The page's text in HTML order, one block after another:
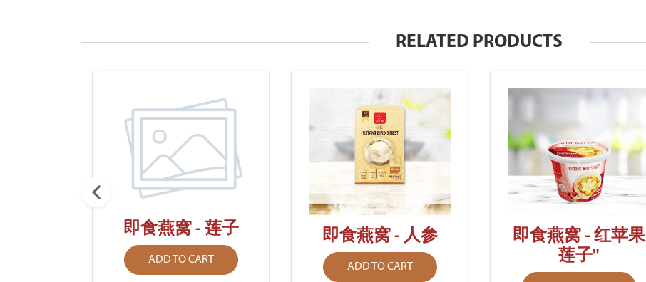
RELATED PRODUCTS
即食燕窝 - 莲子
ADD TO CART
即食燕窝 - 人参
ADD TO CART
即食燕窝 - 红苹果
莲子"